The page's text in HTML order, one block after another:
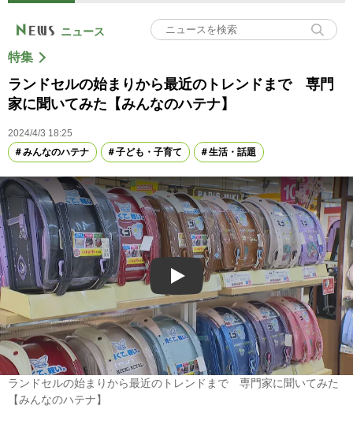
ニュース
特集
ランドセルの始まりから最近のトレンドまで 専門
家に聞いてみた【みんなのハテナ】
2024/4/3 18:25
みんなのハテナ
子ども・子育て 生活・話題
Play
ランドセルの始まりから最近のトレンドまで 専門家に聞いてみた
【みんなのハテナ】